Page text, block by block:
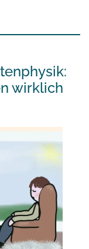
wirklich